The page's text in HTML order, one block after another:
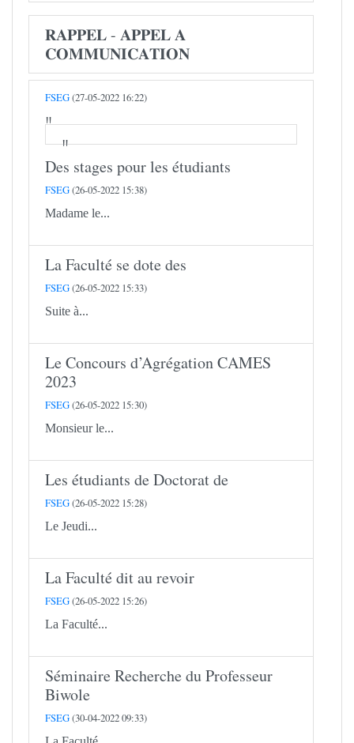
𝐑𝐀𝐏𝐏𝐄𝐋 - 𝐀𝐏𝐏𝐄𝐋 𝐀
𝐂𝐎𝐌𝐌𝐔𝐍𝐈𝐂𝐀𝐓𝐈𝐎𝐍
FSEG(27-05-2022 16:22)
Des stages pour les étudiants
FSEG(26-05-2022 15:38)
Madame le...
La Faculté se dote des
FSEG(26-05-2022 15:33)
Suite à...
Le Concours d’Agrégation CAMES
2023
FSEG(26-05-2022 15:30)
Monsieur le...
Les étudiants de Doctorat de
FSEG(26-05-2022 15:28)
Le Jeudi...
La Faculté dit au revoir
FSEG(26-05-2022 15:26)
La Faculté...
Séminaire Recherche du Professeur
Biwole
FSEG(30-04-2022 09:33)